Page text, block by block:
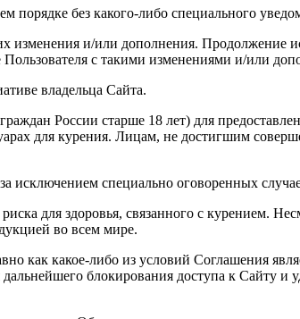
без какого-либо специального
изменения и/или дополнения. Продолжение
с такими изменениями и/или
владельца Сайта.
России старше 18 лет) для
для курения. Лицам, не достигшим
исключением специально оговоренных
для здоровья, связанного с курением.
во всем мире.
как какое-либо из условий Соглашения
блокирования доступа к Сайту